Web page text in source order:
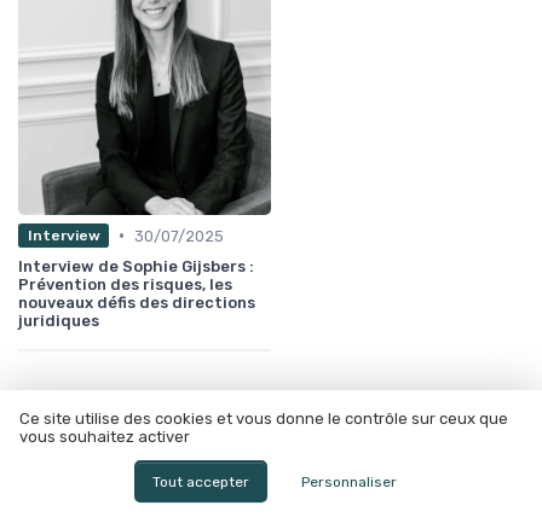
Interview • 30/07/2025
Interview de Sophie Gijsbers :
Prévention des risques, les
nouveaux défis des directions
juridiques
Les articles par date
Ce site utilise des cookies et vous donne le contrôle sur ceux que
vous souhaitez activer
Tout accepter Personnaliser